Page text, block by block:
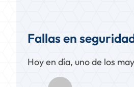
Fallas en
Hoy en día, uno de los